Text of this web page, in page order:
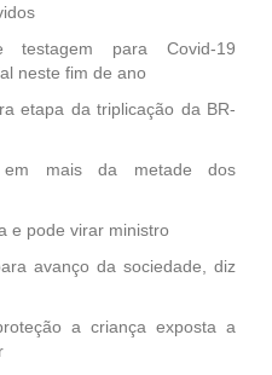
testagem para Covid-19
neste fim de ano
etapa da triplicação da BR-
em mais da metade dos
e pode virar ministro
avanço da sociedade, diz
a criança exposta a